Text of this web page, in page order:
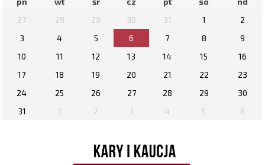
27
28 29 30 31 1
2
3
4 5 6 7 8
9
10
11 12 13 14 15
16
17
18 19 20 21 22
23
24
25 26 27 28 29
30
31
1 2 3 4 5 6